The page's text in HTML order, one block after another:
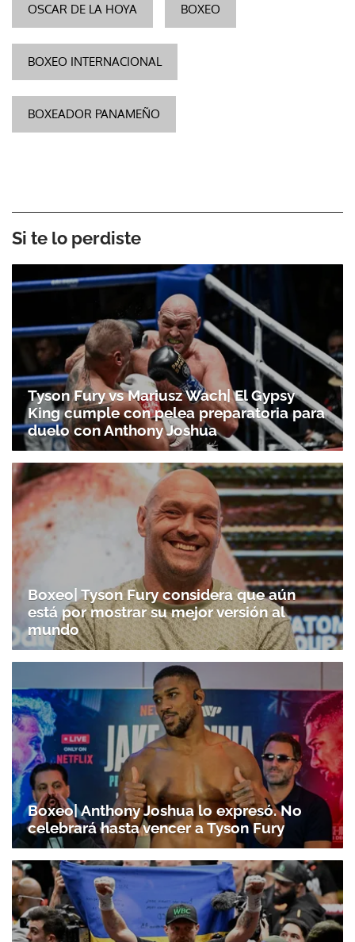
OSCAR DE LA HOYA BOXEO
BOXEO INTERNACIONAL
BOXEADOR PANAMEÑO
Si te lo perdiste
Tyson Fury vs Mariusz Wach| El Gypsy
King cumple con pelea preparatoria para
duelo con Anthony Joshua
Boxeo| Tyson Fury considera que aún
está por mostrar su mejor versión al
mundo
Boxeo| Anthony Joshua lo expresó. No
celebrará hasta vencer a Tyson Fury